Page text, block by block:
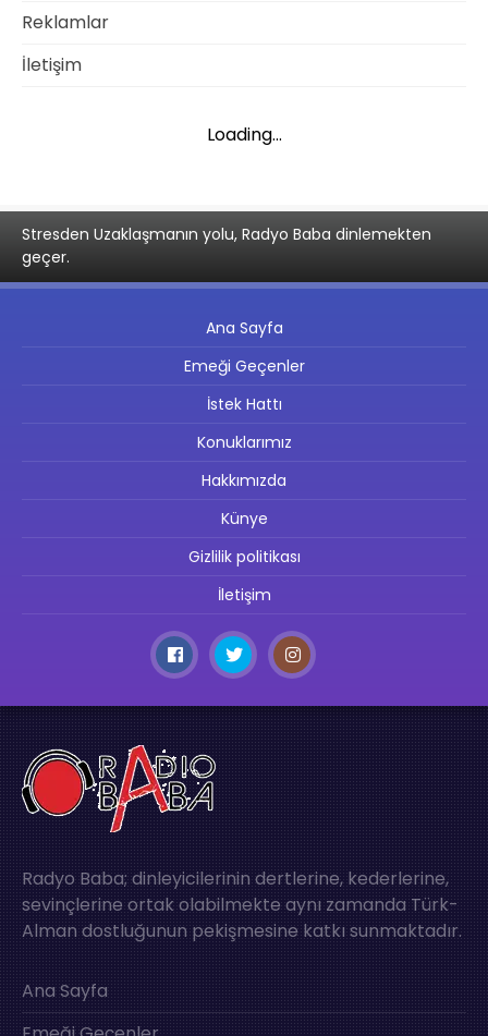
Reklamlar
İletişim
Loading...
Stresden Uzaklaşmanın yolu, Radyo Baba dinlemekten
geçer.
Ana Sayfa
Emeği Geçenler
İstek Hattı
Konuklarımız
Hakkımızda
Künye
Gizlilik politikası
İletişim
Radyo Baba; dinleyicilerinin dertlerine, kederlerine,
sevinçlerine ortak olabilmekte aynı zamanda Türk-
Alman dostluğunun pekişmesine katkı sunmaktadır.
Ana Sayfa